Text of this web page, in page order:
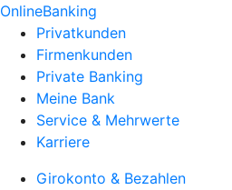
OnlineBanking
Privatkunden
Firmenkunden
Private Banking
Meine Bank
Service & Mehrwerte
Karriere
Girokonto & Bezahlen